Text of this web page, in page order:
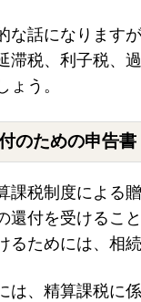
な話になります
滞税、利子税、
ょう。
のための申告書
課税制度による
還付を受けるこ
るためには、相
は、精算課税に